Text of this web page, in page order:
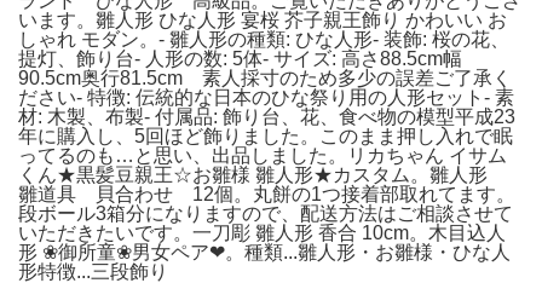
います。雛人形 ひな人形 宴桜 芥子親王飾り かわいい お
しゃれ モダン。- 雛人形の種類: ひな人形- 装飾: 桜の花、
提灯、飾り台- 人形の数: 5体- サイズ: 高さ88.5cm幅
90.5cm奥行81.5cm 素人採寸のため多少の誤差ご了承く
ださい- 特徴: 伝統的な日本のひな祭り用の人形セット- 素
材: 木製、布製- 付属品: 飾り台、花、食べ物の模型平成23
年に購入し、5回ほど飾りました。このまま押し入れで眠
ってるのも…と思い、出品しました。リカちゃん イサム
くん★黒髪豆親王☆お雛様 雛人形★カスタム。雛人形
雛道具 貝合わせ 12個。丸餅の1つ接着部取れてます。
段ボール3箱分になりますので、配送方法はご相談させて
いただきたいです。一刀彫 雛人形 香合 10cm。木目込人
形 ❀御所童❀男女ペア❤。種類...雛人形・お雛様・ひな人
形特徴...三段飾り